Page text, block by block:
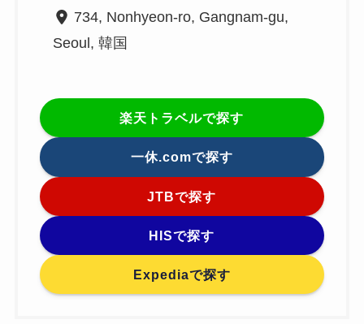
734, Nonhyeon-ro, Gangnam-gu,
Seoul, 韓国
楽天トラベルで探す
一休.comで探す
JTBで探す
HISで探す
Expediaで探す